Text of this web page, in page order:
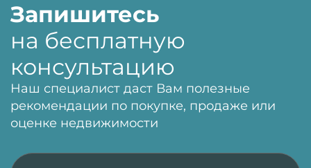
Запишитесь
на бесплатную
консультацию
Наш специалист даст Вам полезные
рекомендации по покупке, продаже или
оценке недвижимости